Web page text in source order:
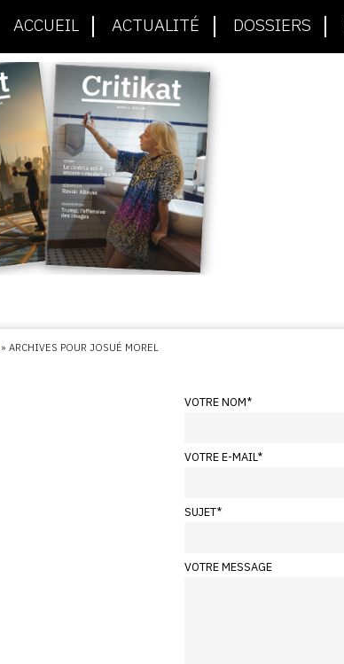
ACCUEIL ACTUALITÉ DOSSIERS
»ARCHIVES POUR JOSUÉ MOREL
VOTRE NOM*
VOTRE E-MAIL*
SUJET*
VOTRE MESSAGE